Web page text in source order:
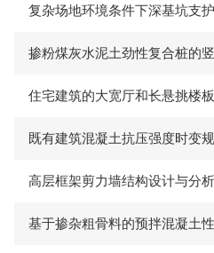
复杂场地环境条件下深基坑支
掺粉煤灰水泥土劲性复合桩的
既有建筑混凝土抗压强度时变
高层框架剪力墙结构设计与分析